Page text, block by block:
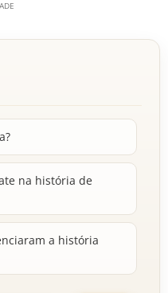
na história de
a história